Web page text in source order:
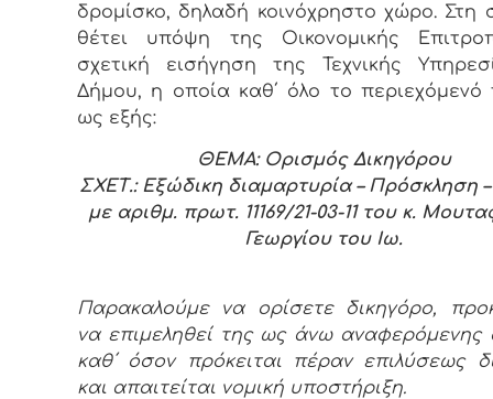
δρομίσκο, δηλαδή κοινόχρηστο χώρο. Στη
θέτει υπόψη της Οικονομικής
σχετική εισήγηση της Τεχνικής
Δήμου, η οποία καθ΄ όλο το περιεχόμενό
ως εξής:
ΘΕΜΑ: Ορισμός Δικηγόρου
ΣΧΕΤ.: Εξώδικη διαμαρτυρία – Πρόσκληση
με αριθμ. πρωτ. 11169/21-03-11 του κ.
Γεωργίου του Ιω.
Παρακαλούμε να ορίσετε δικηγόρο,
να επιμεληθεί της ως άνω αναφερόμενης
καθ΄ όσον πρόκειται πέραν επιλύσεως
και απαιτείται νομική υποστήριξη.